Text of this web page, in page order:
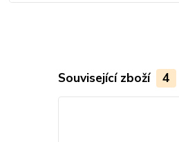
Související zboží 4